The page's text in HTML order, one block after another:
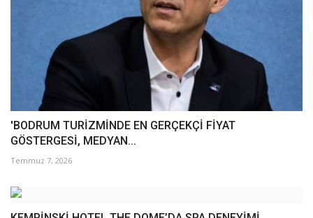
'BODRUM TURİZMİNDE EN GERÇEKÇİ FİYAT
GÖSTERGESİ, MEDYAN...
Temmuz 7, 2026